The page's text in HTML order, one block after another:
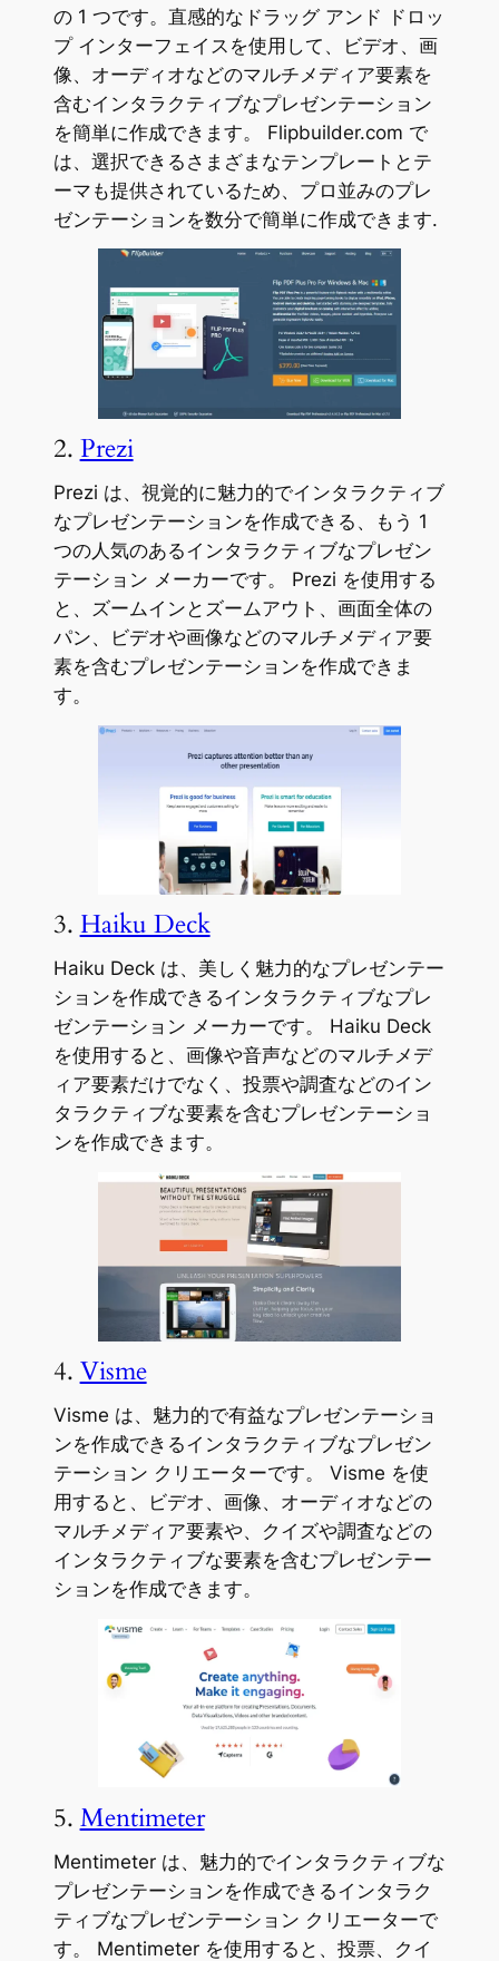
の 1 つです。直感的なドラッグ アンド ドロッ
プ インターフェイスを使用して、ビデオ、画
像、オーディオなどのマルチメディア要素を
含むインタラクティブなプレゼンテーション
を簡単に作成できます。 Flipbuilder.com で
は、選択できるさまざまなテンプレートとテ
ーマも提供されているため、プロ並みのプレ
ゼンテーションを数分で簡単に作成できます.
2. Prezi
Prezi は、視覚的に魅力的でインタラクティブ
なプレゼンテーションを作成できる、もう 1
つの人気のあるインタラクティブなプレゼン
テーション メーカーです。 Prezi を使用する
と、ズームインとズームアウト、画面全体の
パン、ビデオや画像などのマルチメディア要
素を含むプレゼンテーションを作成できま
す。
3. Haiku Deck
Haiku Deck は、美しく魅力的なプレゼンテー
ションを作成できるインタラクティブなプレ
ゼンテーション メーカーです。 Haiku Deck
を使用すると、画像や音声などのマルチメデ
ィア要素だけでなく、投票や調査などのイン
タラクティブな要素を含むプレゼンテーショ
ンを作成できます。
4. Visme
Visme は、魅力的で有益なプレゼンテーショ
ンを作成できるインタラクティブなプレゼン
テーション クリエーターです。 Visme を使
用すると、ビデオ、画像、オーディオなどの
マルチメディア要素や、クイズや調査などの
インタラクティブな要素を含むプレゼンテー
ションを作成できます。
5. Mentimeter
Mentimeter は、魅力的でインタラクティブな
プレゼンテーションを作成できるインタラク
ティブなプレゼンテーション クリエーターで
す。 Mentimeter を使用すると、投票、クイ